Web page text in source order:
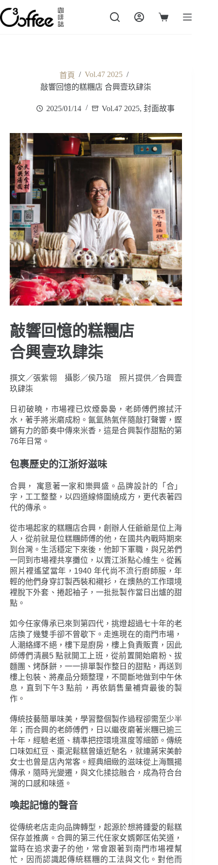
跳
至
主
購
首頁 / Vol.47 2025 /
敲響回憶的糕糰店 合興壹玖肆柒
2025/01/14 Vol.47 2025,封面故事
敲響回憶的糕糰店
合興壹玖肆柒
撰文／張紫翎 攝影／侯乃瑄 照片提供／合興壹
玖肆柒
日初破曉，市場裡已炊煙裊裊，老師傅們擦拭汗
水，著手將米磨成粉。氤氳熱氣伴隨敲打聲響，鏗
鏘有力的節奏中傳來米香，這是合興製作甜點的第
76年日常。
包裹歷史的江浙好滋味
合興， 寓意著一家和樂興盛。品牌設計的「合」
字，工工整整，以四道線條圍繞成方，更代表著四
代的傳承。
從市場起家的糕糰店合興，創辦人任爺爺是位上海
人，從前就是位糕糰師傅的他，在國共內戰時期來
到台灣。生活穩定下來後，他卸下軍職，與兄弟們
一同到市場裡共享攤位，以賣江浙點心維生。從舊
照片裡遙望當年，1940 年代尚不流行廚師服，年
輕的他們身穿訂製西裝和襯衫，在燠熱的工作環境
裡脫下外套、捲起袖子，一批批製作當日出爐的甜
點。
如今任家傳承已來到第四代，挑燈超過七十年的老
店換了幾雙手卻不曾歇下。走進現在的南門市場，
人潮絡繹不絕，樓下是廚房，樓上負責販賣，因此
師傅們清晨5 點就開工上班，從前置開始磨粉、拔
麵團、烤酥餅，一一排單製作整日的甜點，再送到
樓上包裝、將產品分類整理，不間斷地做到中午休
息，直到下午3 點前，再依銷售量補齊最後的製
作。
傳統技藝簡單味美，學習整個製作過程卻需至少半
年；而合興的老師傅們，日以繼夜磨著米糰已逾三
十年，經驗老道、精準把控環境濕度等細節。傳統
口味如紅豆、棗泥鬆糕曾遠近馳名，就連蔣宋美齡
女士也曾是店內常客。經典細緻的滋味從上海飄揚
傳承，隨時光變遷，與文化揉捻融合，成為符合台
灣的口感和味道。
喚起記憶的聲音
從傳統老店走向品牌轉型，起源於想將鍾愛的鬆糕
保存並推廣。合興的第三代任家女婿鄭匡佑笑道，
當時在追求妻子的他，常會跟著到南門市場裡幫
忙，因而認識起傳統糕糰的工法與文化。對他而